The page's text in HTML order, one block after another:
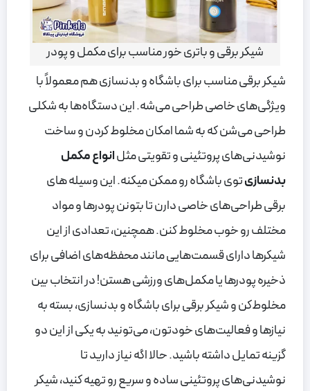
شیکر برقی و باتری خور مناسب برای مکمل و پودر
شیکر برقی مناسب برای باشگاه و بدنسازی هم معمولاً با
ویژگی‌های خاصی طراحی می‌شه. این دستگاه‌ها به شکلی
طراحی می‌شن که به شما امکان مخلوط کردن و ساخت
نوشیدنی‌های پروتئینی و تقویتی مثلانواع مکمل
بدنسازیتوی باشگاه رو ممکن میکنه. این وسیله های
برقی طراحی‌های خاصی دارن تا بتونن پودرها و مواد
مختلف رو خوب مخلوط کنن. همچنین، تعدادی از این
شیکرها دارای قسمت‌هایی مانند محفظه‌های اضافی برای
ذخیره پودرها یا مکمل‌های ورزشی هستن! در انتخاب بین
مخلوط‌کن و شیکر برقی برای باشگاه و بدنسازی، بسته به
نیاز‌ها و فعالیت‌های خودتون، می‌تونید به یکی از این دو
گزینه تمایل داشته باشید. حالا اگه نیاز دارید تا
نوشیدنی‌های پروتئینی ساده و سریع رو تهیه کنید، شیکر